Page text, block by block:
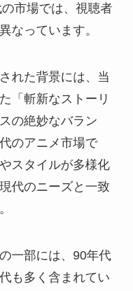
市場では、視聴者
なっています。
れた背景には、当
「斬新なストーリ
の絶妙なバラン
のアニメ市場で
スタイルが多様化
代のニーズと一致
一部には、90年代
も多く含まれてい